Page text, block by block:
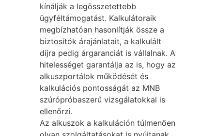
kínálják a legösszetettebb
ügyféltámogatást. Kalkulátoraik
megbízhatóan hasonlítják össze a
biztosítók árajánlatait, a kalkulált
díjra pedig árgaranciát is vállalnak. A
hitelességet garantálja az is, hogy az
alkuszportálok működését és
kalkulációs pontosságát az MNB
szúrópróbaszerű vizsgálatokkal is
ellenőrzi.
Az alkuszok a kalkuláción túlmenően